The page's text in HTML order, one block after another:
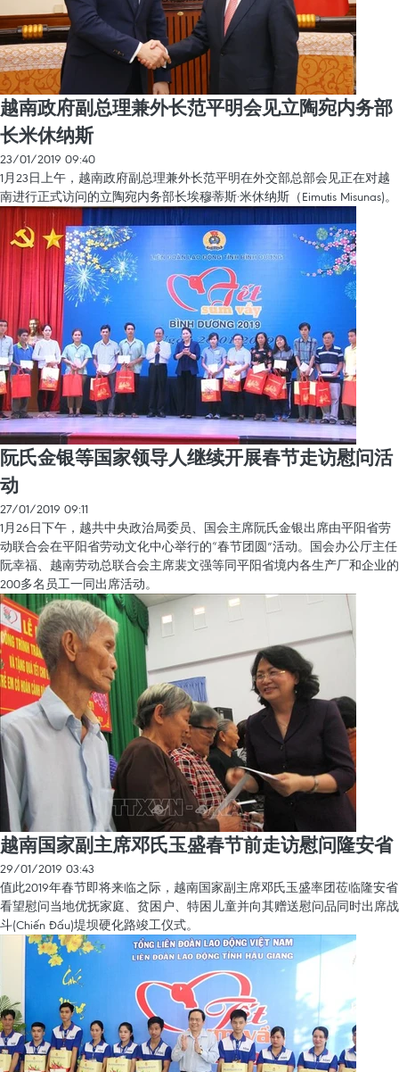
越南政府副总理兼外长范平明会见立陶宛内务部
长米休纳斯
23/01/2019 09:40
1月23日上午，越南政府副总理兼外长范平明在外交部总部会见正在对越
南进行正式访问的立陶宛内务部长埃穆蒂斯·米休纳斯（Eimutis Misunas)。
阮氏金银等国家领导人继续开展春节走访慰问活
动
27/01/2019 09:11
1月26日下午，越共中央政治局委员、国会主席阮氏金银出席由平阳省劳
动联合会在平阳省劳动文化中心举行的“春节团圆”活动。国会办公厅主任
阮幸福、越南劳动总联合会主席裴文强等同平阳省境内各生产厂和企业的
200多名员工一同出席活动。
越南国家副主席邓氏玉盛春节前走访慰问隆安省
29/01/2019 03:43
值此2019年春节即将来临之际，越南国家副主席邓氏玉盛率团莅临隆安省
看望慰问当地优抚家庭、贫困户、特困儿童并向其赠送慰问品同时出席战
斗(Chiến Đấu)堤坝硬化路竣工仪式。